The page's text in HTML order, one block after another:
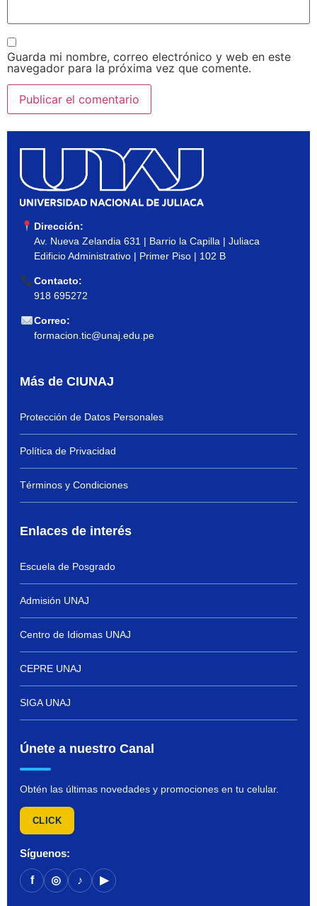
Guarda mi nombre, correo electrónico y web en este
navegador para la próxima vez que comente.
Dirección:
Av. Nueva Zelandia 631 | Barrio la Capilla | Juliaca
Edificio Administrativo | Primer Piso | 102 B
Contacto:
918 695272
Correo:
formacion.tic@unaj.edu.pe
Más de CIUNAJ
Protección de Datos Personales
Política de Privacidad
Términos y Condiciones
Enlaces de interés
Escuela de Posgrado
Admisión UNAJ
Centro de Idiomas UNAJ
CEPRE UNAJ
SIGA UNAJ
Únete a nuestro Canal
Obtén las últimas novedades y promociones en tu celular.
CLICK
Síguenos:
f ◎ ♪ ▶